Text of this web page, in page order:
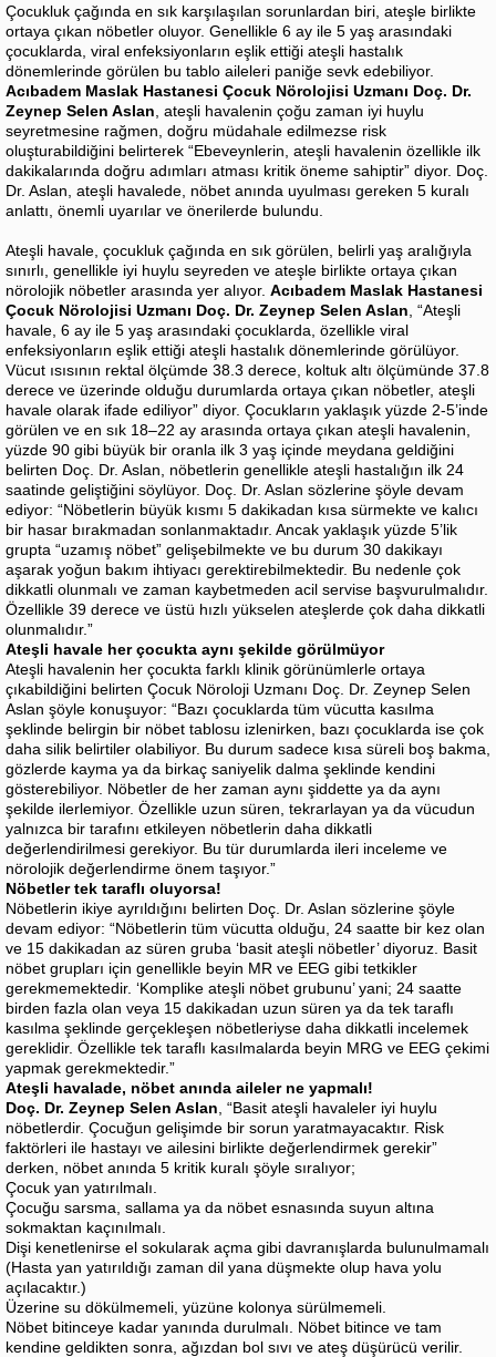
Çocukluk çağında en sık karşılaşılan sorunlardan biri, ateşle birlikte
ortaya çıkan nöbetler oluyor. Genellikle 6 ay ile 5 yaş arasındaki
çocuklarda, viral enfeksiyonların eşlik ettiği ateşli hastalık
dönemlerinde görülen bu tablo aileleri paniğe sevk edebiliyor.
Acıbadem Maslak Hastanesi Çocuk Nörolojisi Uzmanı Doç. Dr.
Zeynep Selen Aslan , ateşli havalenin çoğu zaman iyi huylu
seyretmesine rağmen, doğru müdahale edilmezse risk
oluşturabildiğini belirterek “Ebeveynlerin, ateşli havalenin özellikle ilk
dakikalarında doğru adımları atması kritik öneme sahiptir” diyor. Doç.
Dr. Aslan, ateşli havalede, nöbet anında uyulması gereken 5 kuralı
anlattı, önemli uyarılar ve önerilerde bulundu.
Ateşli havale, çocukluk çağında en sık görülen, belirli yaş aralığıyla
sınırlı, genellikle iyi huylu seyreden ve ateşle birlikte ortaya çıkan
nörolojik nöbetler arasında yer alıyor. Acıbadem Maslak Hastanesi
Çocuk Nörolojisi Uzmanı Doç. Dr. Zeynep Selen Aslan , “Ateşli
havale, 6 ay ile 5 yaş arasındaki çocuklarda, özellikle viral
enfeksiyonların eşlik ettiği ateşli hastalık dönemlerinde görülüyor.
Vücut ısısının rektal ölçümde 38.3 derece, koltuk altı ölçümünde 37.8
derece ve üzerinde olduğu durumlarda ortaya çıkan nöbetler, ateşli
havale olarak ifade ediliyor” diyor. Çocukların yaklaşık yüzde 2-5’inde
görülen ve en sık 18–22 ay arasında ortaya çıkan ateşli havalenin,
yüzde 90 gibi büyük bir oranla ilk 3 yaş içinde meydana geldiğini
belirten Doç. Dr. Aslan, nöbetlerin genellikle ateşli hastalığın ilk 24
saatinde geliştiğini söylüyor. Doç. Dr. Aslan sözlerine şöyle devam
ediyor: “Nöbetlerin büyük kısmı 5 dakikadan kısa sürmekte ve kalıcı
bir hasar bırakmadan sonlanmaktadır. Ancak yaklaşık yüzde 5’lik
grupta “uzamış nöbet” gelişebilmekte ve bu durum 30 dakikayı
aşarak yoğun bakım ihtiyacı gerektirebilmektedir. Bu nedenle çok
dikkatli olunmalı ve zaman kaybetmeden acil servise başvurulmalıdır.
Özellikle 39 derece ve üstü hızlı yükselen ateşlerde çok daha dikkatli
olunmalıdır.”
Ateşli havale her çocukta aynı şekilde görülmüyor
Ateşli havalenin her çocukta farklı klinik görünümlerle ortaya
çıkabildiğini belirten Çocuk Nöroloji Uzmanı Doç. Dr. Zeynep Selen
Aslan şöyle konuşuyor: “Bazı çocuklarda tüm vücutta kasılma
şeklinde belirgin bir nöbet tablosu izlenirken, bazı çocuklarda ise çok
daha silik belirtiler olabiliyor. Bu durum sadece kısa süreli boş bakma,
gözlerde kayma ya da birkaç saniyelik dalma şeklinde kendini
gösterebiliyor. Nöbetler de her zaman aynı şiddette ya da aynı
şekilde ilerlemiyor. Özellikle uzun süren, tekrarlayan ya da vücudun
yalnızca bir tarafını etkileyen nöbetlerin daha dikkatli
değerlendirilmesi gerekiyor. Bu tür durumlarda ileri inceleme ve
nörolojik değerlendirme önem taşıyor.”
Nöbetler tek taraflı oluyorsa!
Nöbetlerin ikiye ayrıldığını belirten Doç. Dr. Aslan sözlerine şöyle
devam ediyor: “Nöbetlerin tüm vücutta olduğu, 24 saatte bir kez olan
ve 15 dakikadan az süren gruba ‘basit ateşli nöbetler’ diyoruz. Basit
nöbet grupları için genellikle beyin MR ve EEG gibi tetkikler
gerekmemektedir. ‘Komplike ateşli nöbet grubunu’ yani; 24 saatte
birden fazla olan veya 15 dakikadan uzun süren ya da tek taraflı
kasılma şeklinde gerçekleşen nöbetleriyse daha dikkatli incelemek
gereklidir. Özellikle tek taraflı kasılmalarda beyin MRG ve EEG çekimi
yapmak gerekmektedir.”
Ateşli havalade, nöbet anında aileler ne yapmalı!
Doç. Dr. Zeynep Selen Aslan , “Basit ateşli havaleler iyi huylu
nöbetlerdir. Çocuğun gelişimde bir sorun yaratmayacaktır. Risk
faktörleri ile hastayı ve ailesini birlikte değerlendirmek gerekir”
derken, nöbet anında 5 kritik kuralı şöyle sıralıyor;
Çocuk yan yatırılmalı.
Çocuğu sarsma, sallama ya da nöbet esnasında suyun altına
sokmaktan kaçınılmalı.
Dişi kenetlenirse el sokularak açma gibi davranışlarda bulunulmamalı
(Hasta yan yatırıldığı zaman dil yana düşmekte olup hava yolu
açılacaktır.)
Üzerine su dökülmemeli, yüzüne kolonya sürülmemeli.
Nöbet bitinceye kadar yanında durulmalı. Nöbet bitince ve tam
kendine geldikten sonra, ağızdan bol sıvı ve ateş düşürücü verilir.